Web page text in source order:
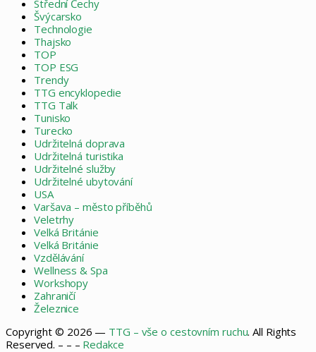
Střední Čechy
Švýcarsko
Technologie
Thajsko
TOP
TOP ESG
Trendy
TTG encyklopedie
TTG Talk
Tunisko
Turecko
Udržitelná doprava
Udržitelná turistika
Udržitelné služby
Udržitelné ubytování
USA
Varšava – město příběhů
Veletrhy
Velká Británie
Velká Británie
Vzdělávání
Wellness & Spa
Workshopy
Zahraničí
Železnice
Copyright © 2026 — TTG – vše o cestovním ruchu. All Rights
Reserved. – – – Redakce